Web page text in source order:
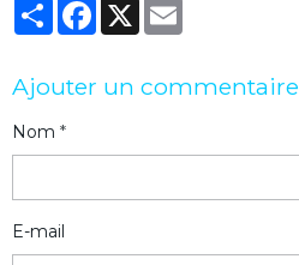
PartagerFacebook
Ajouter un commentaire
Nom
E-mail